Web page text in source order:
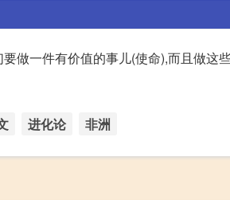
做一件有价值的事儿(使命),而且做这
进化论 非洲